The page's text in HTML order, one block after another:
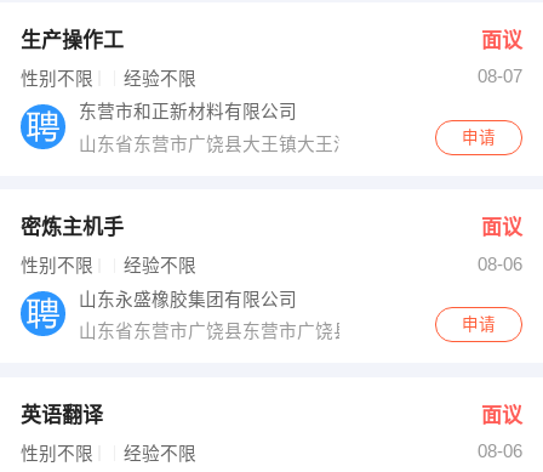
生产操作工 面议
性别不限 经验不限
08-07
东营市和正新材料有限公司
山东省东营市广饶县大王镇大王汽车站向南2公里路东
申请
密炼主机手 面议
性别不限 经验不限
08-06
山东永盛橡胶集团有限公司
山东省东营市广饶县东营市广饶县开发区广凯路8号
申请
英语翻译 面议
性别不限 经验不限
08-06